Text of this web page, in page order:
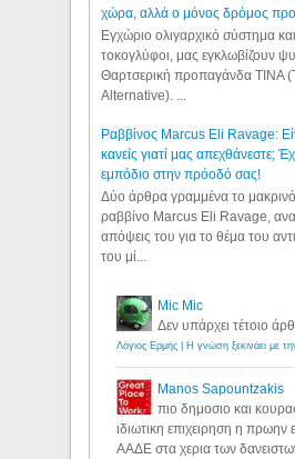
χώρα, αλλά ο μόνος δρόμος
Εγχώριο ολιγαρχικό σύστημα και
τοκογλύφοι, μας εγκλωβίζουν
Θαρτσερική προπαγάνδα TINA
Alternative). ...
Ραββίνος Marcus Eli Ravage:
κανείς γιατί μας απεχθάνεστε;
εμπόδιο στην πρόοδό σας!
Δύο άρθρα γραμμένα το
ραββίνο Marcus Eli Ravage,
απόψεις του για το θέμα του
του μί...
Mic Mic
Δεν υπάρχει τέτοιο
Manos Sapountzakis
πιο δημοσιο και
ιδιωτικη επιχειρηση η πρωην
ΑΑΔΕ στα χερια των